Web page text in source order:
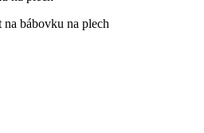
bábovku na plech